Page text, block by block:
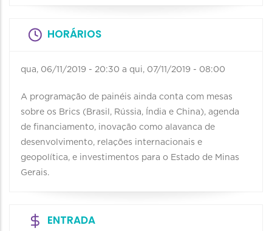
HORÁRIOS
qua, 06/11/2019 - 20:30 a qui, 07/11/2019 - 08:00
A programação de painéis ainda conta com mesas
sobre os Brics (Brasil, Rússia, Índia e China), agenda
de financiamento, inovação como alavanca de
desenvolvimento, relações internacionais e
geopolítica, e investimentos para o Estado de Minas
Gerais.
ENTRADA